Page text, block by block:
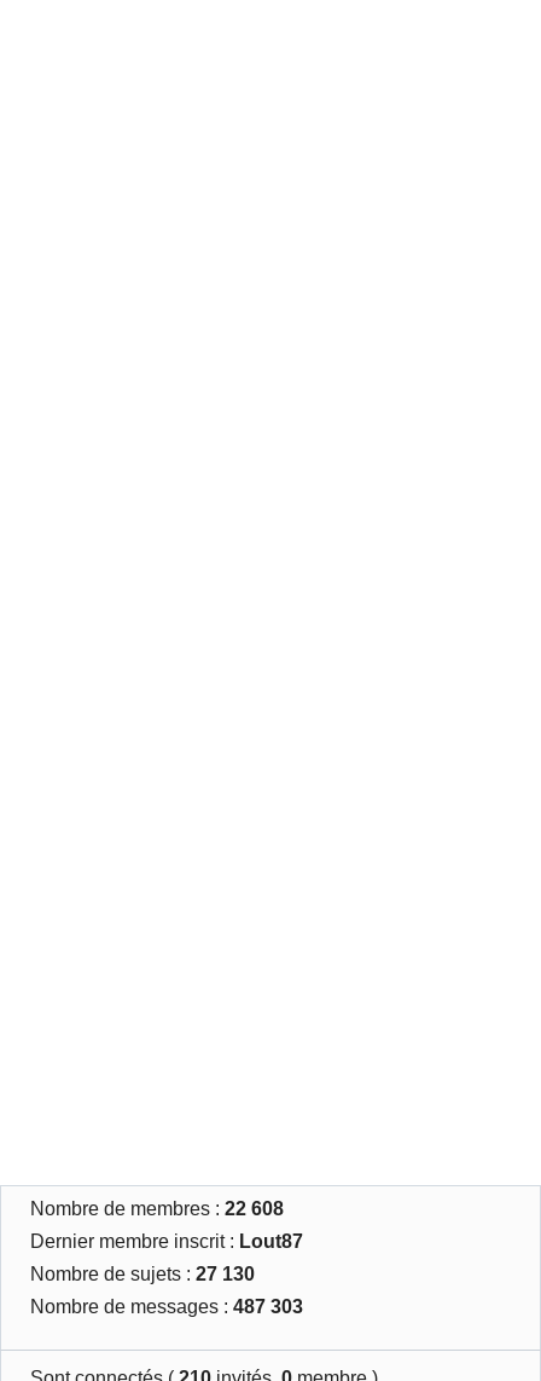
Nombre de membres :22 608
Dernier membre inscrit : Lout87
Nombre de sujets :27 130
Nombre de messages :487 303